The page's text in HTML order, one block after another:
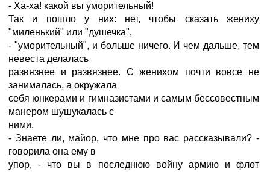
- Ха-ха! какой вы уморительный!
Так и пошло у них: нет, чтобы сказать жениху
"миленький" или "душечка",
- "уморительный", и больше ничего. И чем дальше, тем
невеста делалась
развязнее и развязнее. С женихом почти вовсе не
занималась, а окружала
себя юнкерами и гимназистами и самым бессовестным
манером шушукалась с
ними.
- Знаете ли, майор, что мне про вас рассказывали? -
говорила она ему в
упор, - что вы в последнюю войну армию и флот